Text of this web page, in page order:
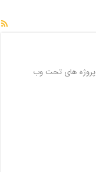
پروژه های تحت وب